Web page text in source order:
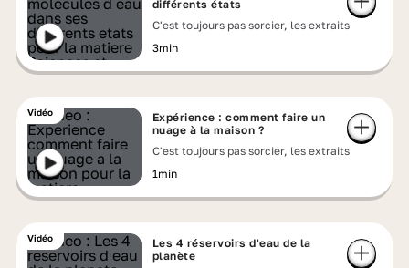
différents états
C'est toujours pas sorcier, les extraits
3min
Vidéo
Expérience : comment faire un
nuage à la maison ?
C'est toujours pas sorcier, les extraits
1min
Vidéo
Les 4 réservoirs d'eau de la
planète